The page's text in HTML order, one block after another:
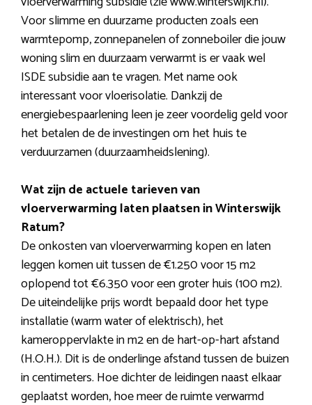
Voor slimme en duurzame producten zoals een
warmtepomp, zonnepanelen of zonneboiler die jouw
woning slim en duurzaam verwarmt is er vaak wel
ISDE subsidie aan te vragen. Met name ook
interessant voor vloerisolatie. Dankzij de
energiebespaarlening leen je zeer voordelig geld voor
het betalen de de investingen om het huis te
verduurzamen (duurzaamheidslening).
Wat zijn de actuele tarieven van
vloerverwarming laten plaatsen in Winterswijk
Ratum?
De onkosten van vloerverwarming kopen en laten
leggen komen uit tussen de €1.250 voor 15 m2
oplopend tot €6.350 voor een groter huis (100 m2).
De uiteindelijke prijs wordt bepaald door het type
installatie (warm water of elektrisch), het
kameroppervlakte in m2 en de hart-op-hart afstand
(H.O.H.). Dit is de onderlinge afstand tussen de buizen
in centimeters. Hoe dichter de leidingen naast elkaar
geplaatst worden, hoe meer de ruimte verwarmd